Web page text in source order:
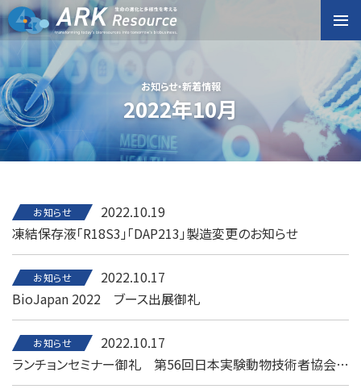
お知らせ・新着情報
2022年10月
お知らせ
2022.10.19
凍結保存液「R18S3」「DAP213」製造変更のお知らせ
お知らせ
2022.10.17
BioJapan 2022 ブース出展御礼
お知らせ
2022.10.17
ランチョンセミナー御礼 第56回日本実験動物技術者協会総会 in 松本